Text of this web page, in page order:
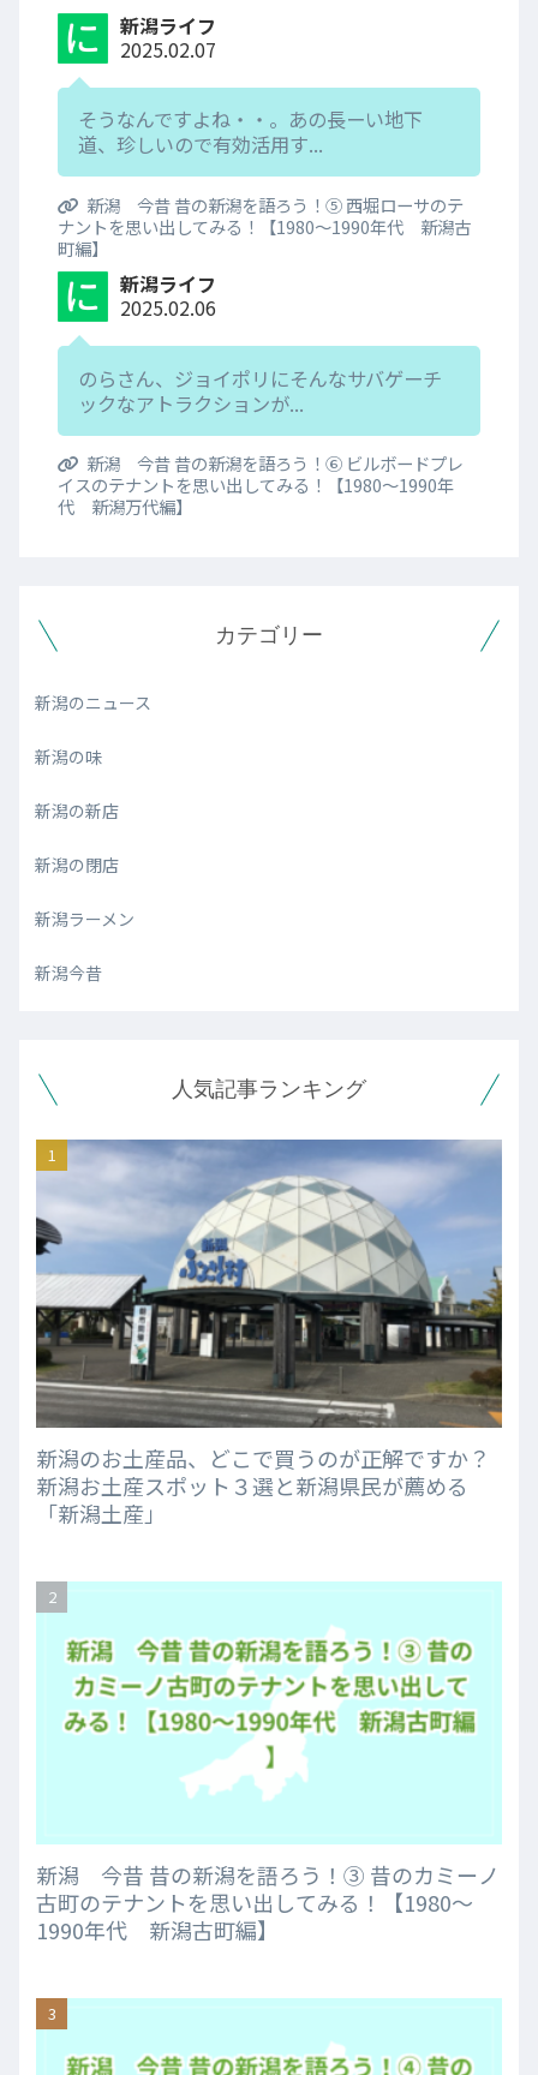
新潟ライフ
2025.02.07
そうなんですよね・・。あの長ーい地下
道、珍しいので有効活用す...
新潟 今昔 昔の新潟を語ろう！⑤ 西堀ローサのテ
ナントを思い出してみる！【1980～1990年代 新潟古
町編】
新潟ライフ
2025.02.06
のらさん、ジョイポリにそんなサバゲーチ
ックなアトラクションが...
新潟 今昔 昔の新潟を語ろう！⑥ ビルボードプレ
イスのテナントを思い出してみる！【1980～1990年
代 新潟万代編】
カテゴリー
新潟のニュース
新潟の味
新潟の新店
新潟の閉店
新潟ラーメン
新潟今昔
人気記事ランキング
新潟のお土産品、どこで買うのが正解ですか？
新潟お土産スポット３選と新潟県民が薦める
「新潟土産」
新潟 今昔 昔の新潟を語ろう！③ 昔のカミーノ
古町のテナントを思い出してみる！【1980～
1990年代 新潟古町編】